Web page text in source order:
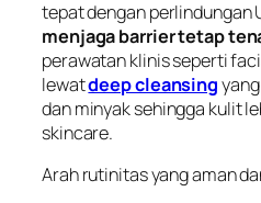
tepat dengan perlindungan
menjaga barrier tetap
perawatan klinis seperti
lewatdeep cleansing
dan minyak sehingga kulit
skincare.
Arah rutinitas yang aman